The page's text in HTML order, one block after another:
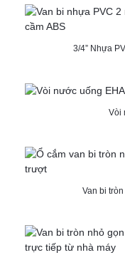
3/4” Nhựa
Vòi
Van bi tròn